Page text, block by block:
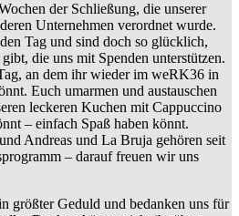
der Schließung, die unserer
Unternehmen verordnet wurde.
Tag und sind doch so glücklich,
die uns mit Spenden unterstützen.
an dem ihr wieder im weRK36 in
Euch umarmen und austauschen
leckeren Kuchen mit Cappuccino
– einfach Spaß haben könnt.
Andreas und La Bruja gehören seit
– darauf freuen wir uns
größter Geduld und bedanken uns für